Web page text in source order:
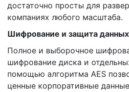
достаточно просты для
компаниях любого масштаба.
Шифрование и защита
Полное и выборочное
шифрование диска и
помощью алгоритма AES
ценные корпоративные